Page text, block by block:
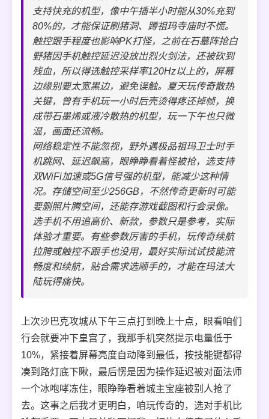
支持快充的机型，像中午插半小时能从30%充到
80%的，才能保证刷猪洞、蹲祖玛寺庙时不慌。
触控跟手程度也影响PK打怪，之前在石墓阵抢白
野猪因手机触控延迟没放岀烈火剑法，还被砍到
残血，所以得选触控采样率120Hz以上的，屏幕
边缘别要太宽黑边，避免误触。夏天玩传奇散热
关键，曾有手机玩一小时后壳烫得疼还掉帧，换
成带石墨烯或液冷散热的机型，玩一下午也只微
温，画面还流畅。
网络稳定性不能忽视，野外遇极品祖玛卫士时手
机跳网、延迟飙高，眼睁睁看着怪被抢，选支持
双WiFi加速或5G信号强的机型，能减少这种情
况。存储空间至少256GB，不然传奇更新时可能
要删照片腾空间，还能存游戏截图和行会录像。
选手机不用追高价、新款，参数只是参考，实际
体验才重要。有些参数厉害的手机，玩传奇续航
拉胯或触控不跟手也没用，最好实际试试技能流
畅度和续航，贴合需求选顺手的，才能在玛法大
陆玩得痛快。
上次沙巴克攻城从下午三点打到晚上十点，眼看咱们
行会就要冲下皇宫了，我那手机突然提示电量低于
10%，紧接着屏幕亮度自动降到最低，按技能键都得
凑到路灯底下瞅，最后愣是因为操作延迟被对面法师
一个冰咆哮冻住，眼睁睁看着城主宝座被别人抢了
去。这事之后我才更明白，咱玩传奇的，选对手机比